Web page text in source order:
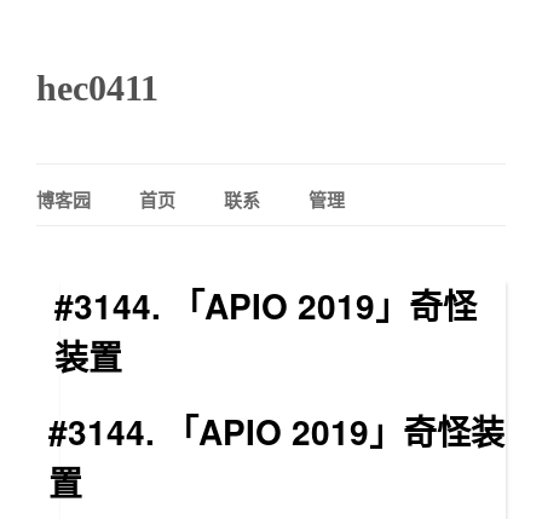
hec0411
博客园 首页 联系 管理
#3144. 「APIO 2019」奇怪
装置
#3144. 「APIO 2019」奇怪装
置